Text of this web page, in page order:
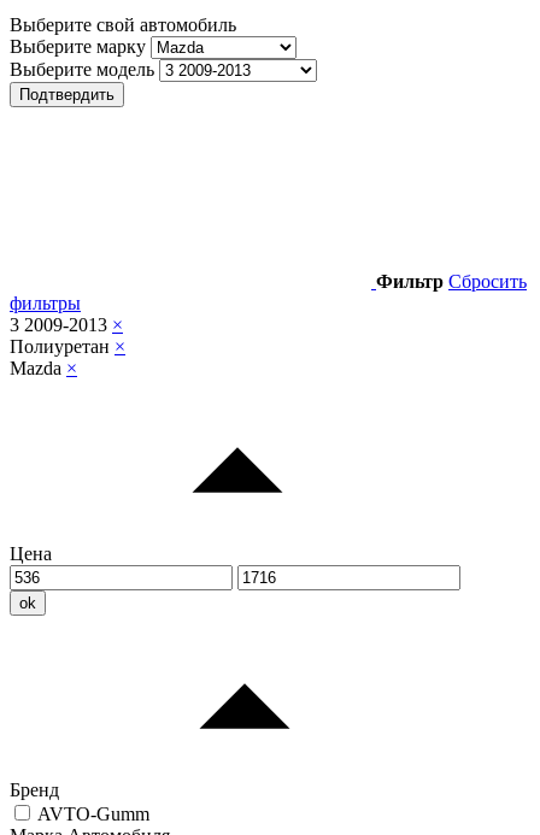
Выберите свой автомобиль
Выберите марку
Выберите модель
Подтвердить
Фильтр Сбросить
фильтры
3 2009-2013 ×
Полиуретан ×
Mazda ×
Цена
ok
Бренд
AVTO-Gumm